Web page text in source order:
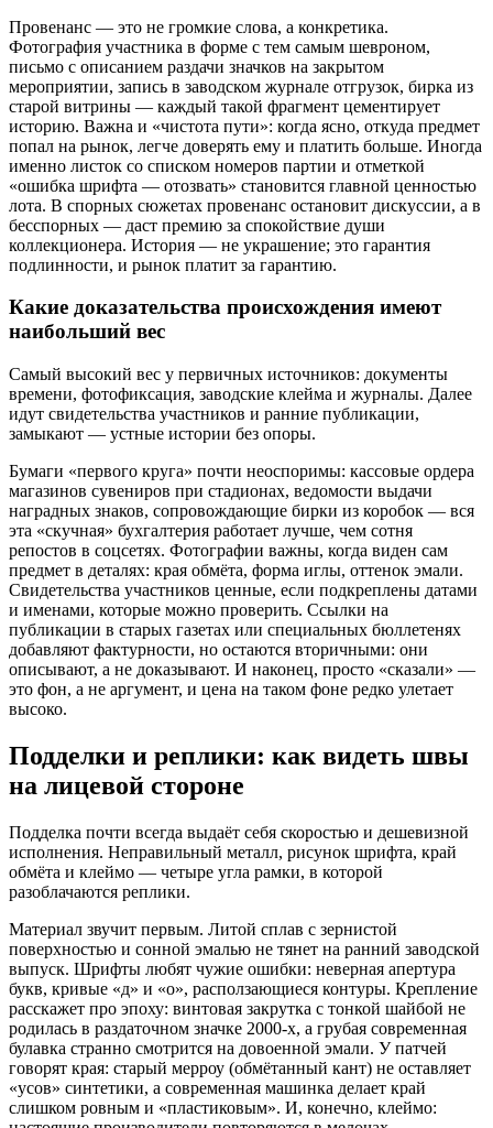
Провенанс — это не громкие слова, а конкретика.
Фотография участника в форме с тем самым шевроном,
письмо с описанием раздачи значков на закрытом
мероприятии, запись в заводском журнале отгрузок, бирка из
старой витрины — каждый такой фрагмент цементирует
историю. Важна и «чистота пути»: когда ясно, откуда предмет
попал на рынок, легче доверять ему и платить больше. Иногда
именно листок со списком номеров партии и отметкой
«ошибка шрифта — отозвать» становится главной ценностью
лота. В спорных сюжетах провенанс остановит дискуссии, а в
бесспорных — даст премию за спокойствие души
коллекционера. История — не украшение; это гарантия
подлинности, и рынок платит за гарантию.
Какие доказательства происхождения имеют
наибольший вес
Самый высокий вес у первичных источников: документы
времени, фотофиксация, заводские клейма и журналы. Далее
идут свидетельства участников и ранние публикации,
замыкают — устные истории без опоры.
Бумаги «первого круга» почти неоспоримы: кассовые ордера
магазинов сувениров при стадионах, ведомости выдачи
наградных знаков, сопровождающие бирки из коробок — вся
эта «скучная» бухгалтерия работает лучше, чем сотня
репостов в соцсетях. Фотографии важны, когда виден сам
предмет в деталях: края обмёта, форма иглы, оттенок эмали.
Свидетельства участников ценные, если подкреплены датами
и именами, которые можно проверить. Ссылки на
публикации в старых газетах или специальных бюллетенях
добавляют фактурности, но остаются вторичными: они
описывают, а не доказывают. И наконец, просто «сказали» —
это фон, а не аргумент, и цена на таком фоне редко улетает
высоко.
Подделки и реплики: как видеть швы
на лицевой стороне
Подделка почти всегда выдаёт себя скоростью и дешевизной
исполнения. Неправильный металл, рисунок шрифта, край
обмёта и клеймо — четыре угла рамки, в которой
разоблачаются реплики.
Материал звучит первым. Литой сплав с зернистой
поверхностью и сонной эмалью не тянет на ранний заводской
выпуск. Шрифты любят чужие ошибки: неверная апертура
букв, кривые «д» и «о», расползающиеся контуры. Крепление
расскажет про эпоху: винтовая закрутка с тонкой шайбой не
родилась в раздаточном значке 2000‑х, а грубая современная
булавка странно смотрится на довоенной эмали. У патчей
говорят края: старый мерроу (обмётанный кант) не оставляет
«усов» синтетики, а современная машинка делает край
слишком ровным и «пластиковым». И, конечно, клеймо: